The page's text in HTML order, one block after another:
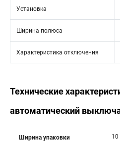
Установка
Ширина полюса
Характеристика отключения
Технические
автоматический
Ширина упаковки 10